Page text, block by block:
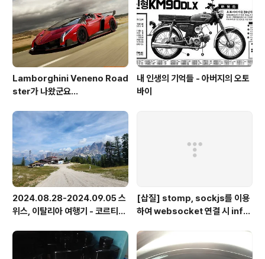
Lamborghini Veneno Road
ster가 나왔군요...
내 인생의 기억들 - 아버지의 오토
바이
2024.08.28-2024.09.05 스
위스, 이탈리아 여행기 - 코르티나
스
[삽질] stomp, sockjs를 이용
하여 websocket 연결 시 info